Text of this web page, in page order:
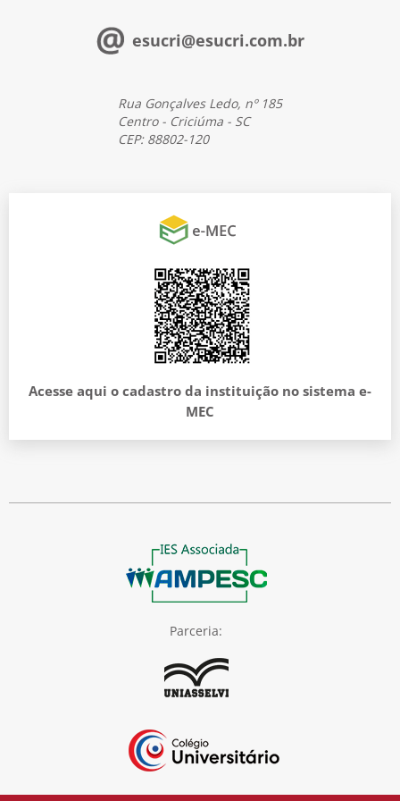
esucri@esucri.com.br
Rua Gonçalves Ledo, nº 185
Centro - Criciúma - SC
CEP: 88802-120
Acesse aqui o cadastro da instituição no sistema e-
MEC
Parceria: